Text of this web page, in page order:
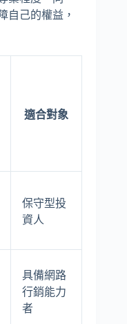
自己的權益，
適合對象
保守型投
資人
具備網路
行銷能力
者